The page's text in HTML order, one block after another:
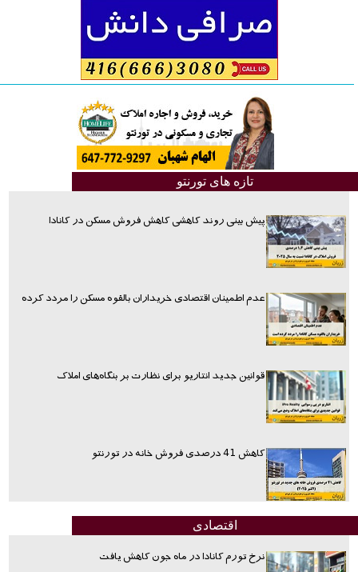
تازه های تورنتو
پیش بینی روند کاهشی کاهش فروش مسکن در کانادا
عدم اطمینان اقتصادی خریداران بالقوه مسکن را مردد کرده
قوانین جدید انتاریو برای نظارت بر بنگاه‌های املاک
کاهش 41 درصدی فروش خانه در تورنتو
اقتصادی
نرخ تورم کانادا در ماه جون کاهش یافت